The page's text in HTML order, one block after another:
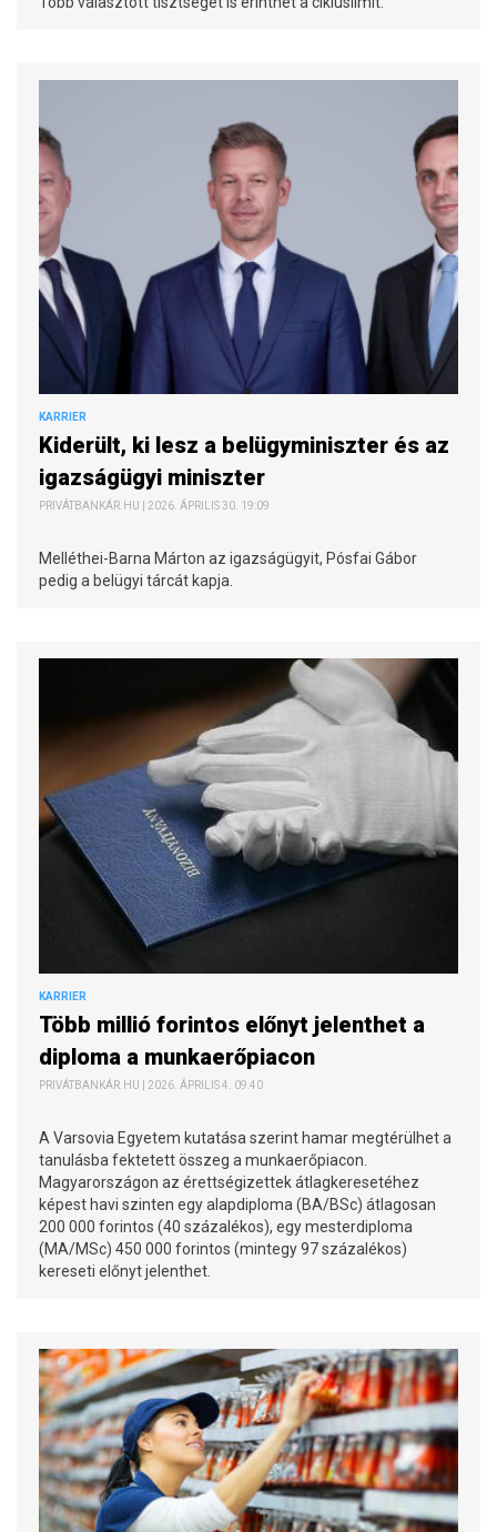
KARRIER
Kiderült, ki lesz a belügyminiszter és az
igazságügyi miniszter
PRIVÁTBANKÁR.HU | 2026. ÁPRILIS 30. 19:09
Melléthei-Barna Márton az igazságügyit, Pósfai Gábor
pedig a belügyi tárcát kapja.
KARRIER
Több millió forintos előnyt jelenthet a
diploma a munkaerőpiacon
PRIVÁTBANKÁR.HU | 2026. ÁPRILIS 4. 09:40
A Varsovia Egyetem kutatása szerint hamar megtérülhet a
tanulásba fektetett összeg a munkaerőpiacon.
Magyarországon az érettségizettek átlagkeresetéhez
képest havi szinten egy alapdiploma (BA/BSc) átlagosan
200 000 forintos (40 százalékos), egy mesterdiploma
(MA/MSc) 450 000 forintos (mintegy 97 százalékos)
kereseti előnyt jelenthet.